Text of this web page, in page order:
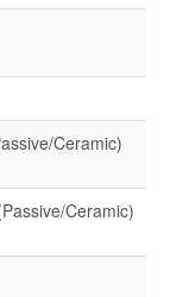
Ceramic)
Ceramic)